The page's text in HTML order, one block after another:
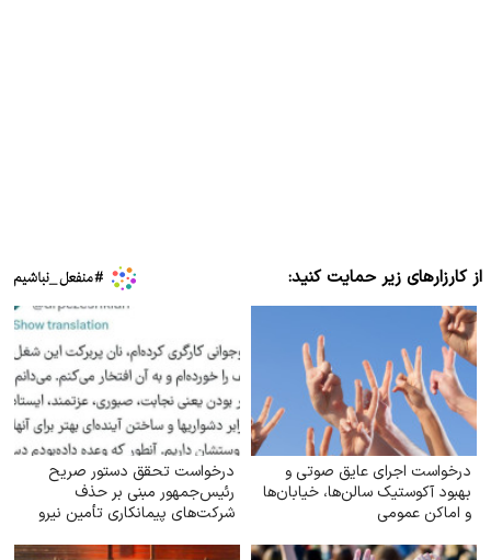
از کارزارهای زیر حمایت کنید:
درخواست اجرای عایق صوتی و
بهبود آکوستیک سالن‌ها، خیابان‌ها
و اماکن عمومی
درخواست تحقق دستور صریح
رئیس‌جمهور مبنی بر حذف
شرکت‌های پیمانکاری تأمین نیرو